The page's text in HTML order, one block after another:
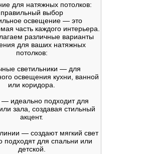
для натяжных потолков:
правильный выбор
освещение — это
часть каждого интерьера.
различные варианты
для ваших натяжных
потолков:
светильники — для
освещения кухни, ванной
или коридора.
идеально подходит для
зала, создавая стильный
акцент.
— создают мягкий свет
подходят для спальни или
детской.